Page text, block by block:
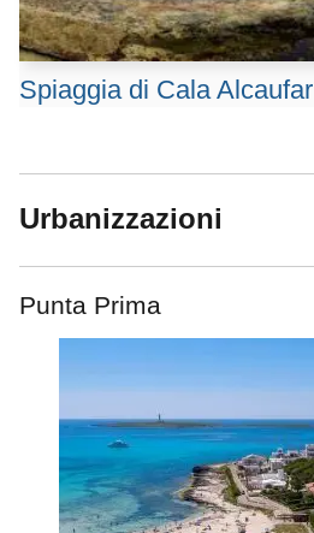
Spiaggia di Cala Alcaufar
Urbanizzazioni
Punta Prima